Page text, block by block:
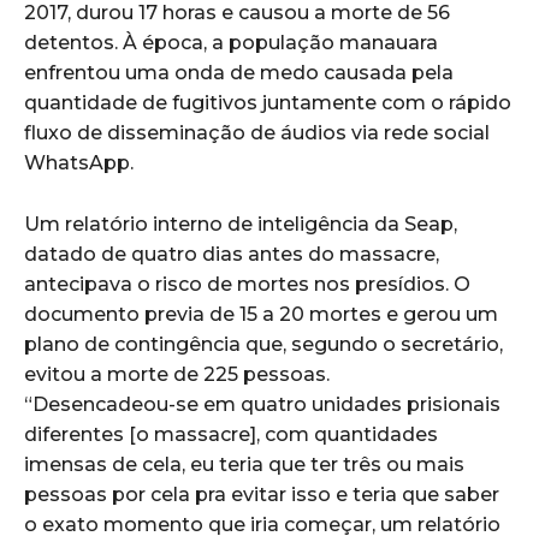
2017, durou 17 horas e causou a morte de 56
detentos. À época, a população manauara
enfrentou uma onda de medo causada pela
quantidade de fugitivos juntamente com o rápido
fluxo de disseminação de áudios via rede social
WhatsApp.
Um relatório interno de inteligência da Seap,
datado de quatro dias antes do massacre,
antecipava o risco de mortes nos presídios. O
documento previa de 15 a 20 mortes e gerou um
plano de contingência que, segundo o secretário,
evitou a morte de 225 pessoas.
“Desencadeou-se em quatro unidades prisionais
diferentes [o massacre], com quantidades
imensas de cela, eu teria que ter três ou mais
pessoas por cela pra evitar isso e teria que saber
o exato momento que iria começar, um relatório